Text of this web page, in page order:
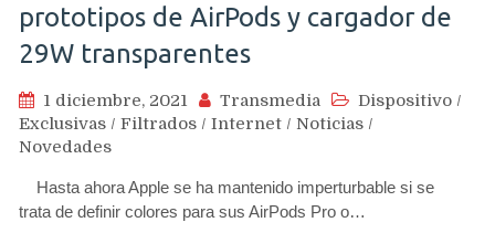
prototipos de AirPods y cargador de
29W transparentes
1 diciembre, 2021 Transmedia Dispositivo /
Exclusivas / Filtrados / Internet / Noticias /
Novedades
Hasta ahora Apple se ha mantenido imperturbable si se
trata de definir colores para sus AirPods Pro o…